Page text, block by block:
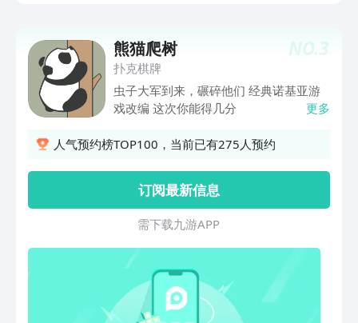
NO.3
熊猫爬树
扑克棋牌
虫子大军到来，碾碎他们 经典诺基亚游
戏改编 这次你能得几分
更多
人气预约榜TOP100，当前已有275人预约
订阅最新信息
需 下 载 九 游 A P P